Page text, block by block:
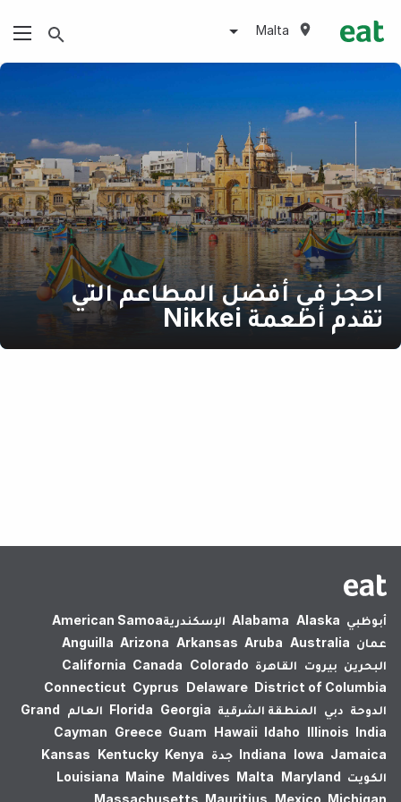
Malta
احجز في أفضل المطاعم التي
تقدم أطعمة Nikkei
أبوظبي Alabama Alaska الإسكندرية‎American Samoa
عمان
Anguilla Arizona Arkansas Aruba Australia
البحرين بيروت القاهرة California Canada Colorado
Connecticut Cyprus Delaware District of Columbia
الدوحة دبي المنطقة الشرقية Florida Georgia العالم
Grand
Cayman Greece Guam Hawaii Idaho Illinois India
Indiana Iowa Jamaica جدة Kansas Kentucky Kenya
الكويت
Louisiana Maine Maldives Malta Maryland